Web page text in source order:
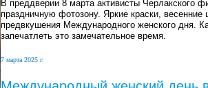
В преддверии 8 марта активисты Черлакского
праздничную фотозону. Яркие краски,
предвкушения Международного женского дня.
запечатлеть это замечательное время.
7 марта 2025 г.